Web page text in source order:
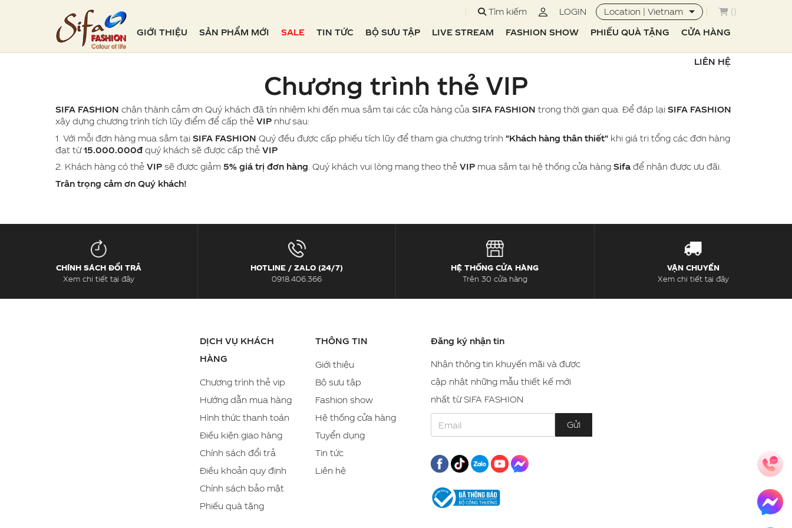
Tìm kiếm LOGIN Location | Vietnam ()
GIỚI THIỆU SẢN PHẨM MỚI SALE TIN TỨC BỘ SƯU TẬP LIVE STREAM FASHION SHOW PHIẾU QUÀ TẶNG CỬA HÀNG
LIÊN HỆ
Chương trình thẻ VIP
SIFA FASHION chân thành cảm ơn Quý khách đã tín nhiệm khi đến mua sắm tại các cửa hàng củaSIFA FASHION trong thời gian qua. Để đáp lạiSIFA FASHION
xây dựng chương trình tích lũy điểm để cấp thẻVIP như sau:
1. Với mỗi đơn hàng mua sắm tạiSIFA FASHION Quý đều được cấp phiếu tích lũy để tham gia chương trình"Khách hàng thân thiết" khi giá trị tổng các đơn hàng
đạt từ15.000.000đquý khách sẽ được cấp thẻVIP
2. Khách hàng có thẻVIP sẽ được giảm5% giá trị đơn hàng . Quý khách vui lòng mang theo thẻVIP mua sắm tại hệ thống cửa hàngSifa để nhận được ưu đãi.
Trân trọng cảm ơn Quý khách!
CHÍNH SÁCH ĐỔI TRẢ
Xem chi tiết tại đây
HOTLINE / ZALO (24/7)
0918.406.366
HỆ THỐNG CỬA HÀNG
Trên 30 cửa hàng
VẬN CHUYỂN
Xem chi tiết tại đây
DỊCH VỤ KHÁCH
HÀNG
Chương trình thẻ vip
Hướng dẫn mua hàng
Hình thức thanh toán
Điều kiện giao hàng
Chính sách đổi trả
Điều khoản quy định
Chính sách bảo mật
Phiếu quà tặng
THÔNG TIN
Giới thiệu
Bộ sưu tập
Fashion show
Hệ thống cửa hàng
Tuyển dụng
Tin tức
Liên hệ
Đăng ký nhận tin
Nhận thông tin khuyến mãi và được
cập nhật những mẫu thiết kế mới
nhất từ SIFA FASHION
Gửi